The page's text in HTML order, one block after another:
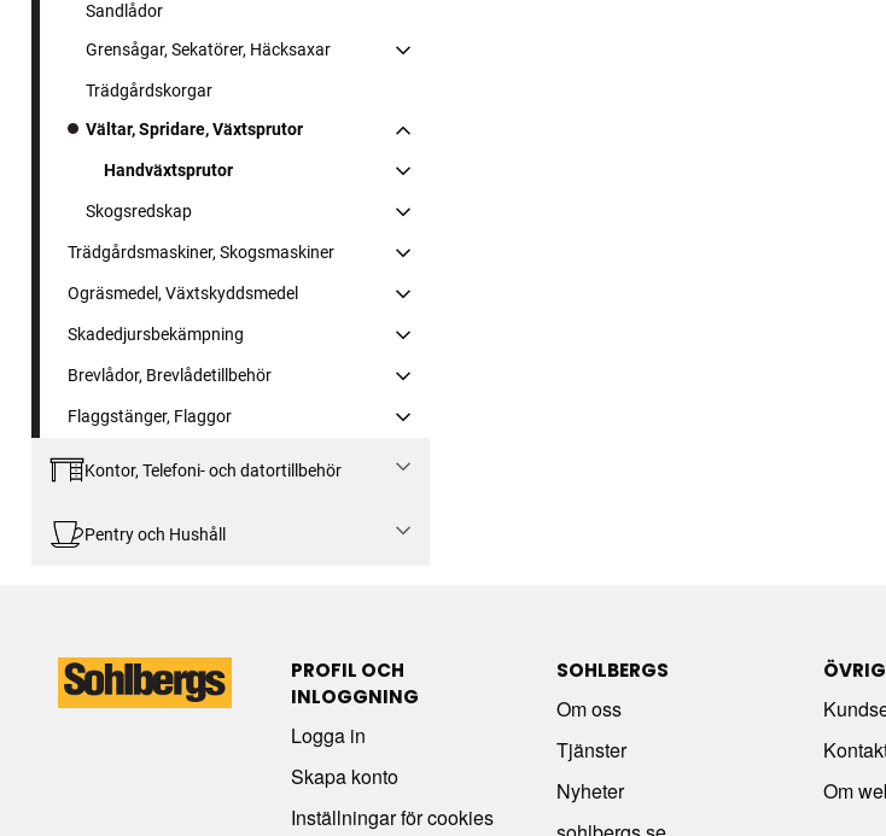
Sandlådor
Grensågar, Sekatörer, Häcksaxar
Trädgårdskorgar
Vältar, Spridare, Växtsprutor
Handväxtsprutor
Skogsredskap
Trädgårdsmaskiner, Skogsmaskiner
Ogräsmedel, Växtskyddsmedel
Skadedjursbekämpning
Brevlådor, Brevlådetillbehör
Flaggstänger, Flaggor
Kontor, Telefoni- och datortillbehör
Pentry och Hushåll
PROFIL OCH
INLOGGNING
Logga in
Skapa konto
Inställningar för cookies
SOHLBERGS
Om oss
Tjänster
Nyheter
Om